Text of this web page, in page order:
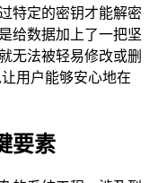
特定的密钥才能解密
给数据加上了一把坚
无法被轻易修改或删
用户能够安心地在
要素